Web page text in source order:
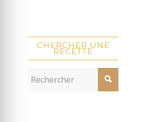
CHERCHER UNE
RECETTE